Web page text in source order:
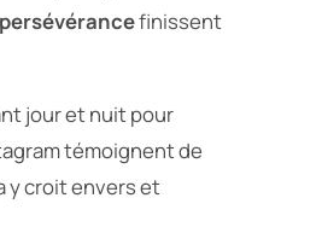
finissent
jour et nuit pour
témoignent de
y croit envers et